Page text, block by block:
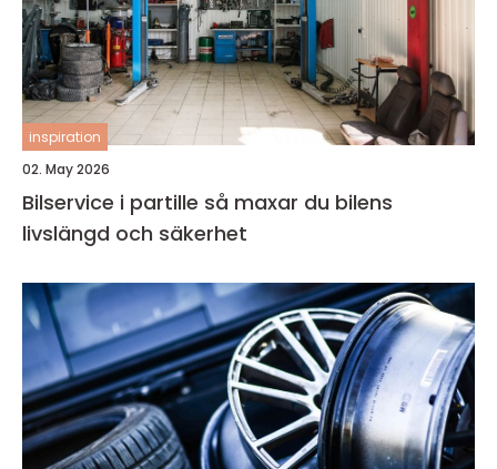
inspiration
02. May 2026
Bilservice i partille så maxar du bilens
livslängd och säkerhet